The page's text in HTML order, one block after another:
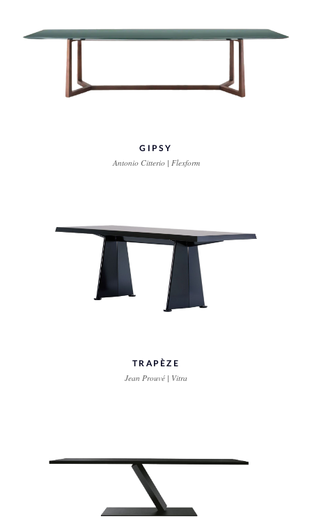
GIPSY
Antonio Citterio | Flexform
TRAPÈZE
Jean Prouvé | Vitra